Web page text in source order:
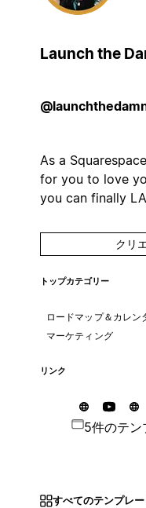
Launch the
As a
for you to love
you can finally
クリ
トップカテゴリー
ロードマップ＆カレン
マーケティング
リンク
5件のテン
すべてのテンプレー